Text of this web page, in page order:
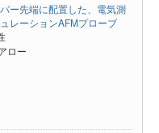
ー先端に配置した、電気測
レーションAFMプローブ
ロー